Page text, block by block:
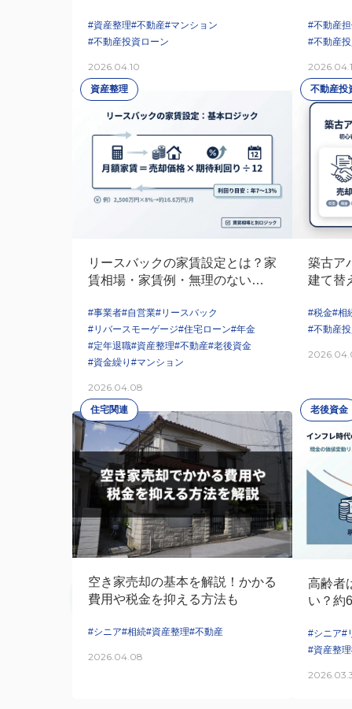
#資産整理#不動産#マンション
#不動産投資ローン
2026.04.10
#不動産
#不動産
資産整理
リースバックの家賃設定とは？家
賃相場・家賃例・無理のない家賃
#事業者#自営業#リースバック
#リバースモーゲージ#住宅ローン#年金
#定年退職#資産整理#不動産#老後資金
#資金繰り #マンション
2026.04.08
不動産投
築古ア
建て替
#税金#相
#不動産
住宅関連
空き家売却の基本を解説！かかる
費用や税金を抑える方法も
#シニア#相続#資産整理#不動産
2026.04.08
老後資金
高齢者
い？約
#シニア#
#資産整理